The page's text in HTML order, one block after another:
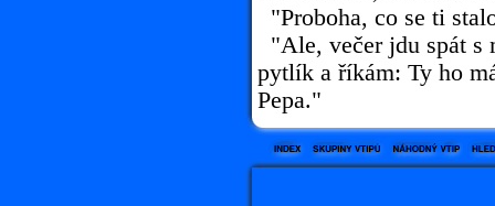
"Proboha, co se ti
"Ale, večer jdu spát s
pytlík a říkám: Ty ho
Pepa."